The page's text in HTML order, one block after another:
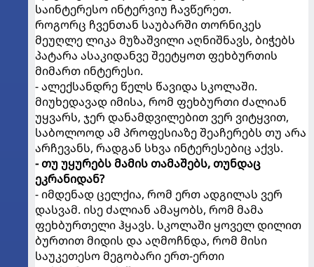
საინტერესო ინტერვიუ ჩავწერეთ.
როგორც ჩვენთან საუბარში თორნიკეს
მეუღლე ლიკა მუზაშვილი აღნიშნავს, ბიჭებს
პატარა ასაკიდანვე შეეტყოთ ფეხბურთის
მიმართ ინტერესი.
- ალექსანდრე წელს წავიდა სკოლაში.
მიუხედავად იმისა, რომ ფეხბურთი ძალიან
უყვარს, ჯერ დანამდვილებით ვერ ვიტყვით,
საბოლოოდ ამ პროფესიაზე შეაჩერებს თუ არა
არჩევანს, რადგან სხვა ინტერესებიც აქვს.
- თუ უყურებს მამის თამაშებს, თუნდაც
ეკრანიდან?
- იმდენად ცელქია, რომ ერთ ადგილას ვერ
დასვამ. ისე ძალიან ამაყობს, რომ მამა
ფეხბურთელი ჰყავს. სკოლაში ყოველ დილით
ბურთით მიდის და აღმოჩნდა, რომ მისი
საუკეთესო მეგობარი ერთ-ერთი